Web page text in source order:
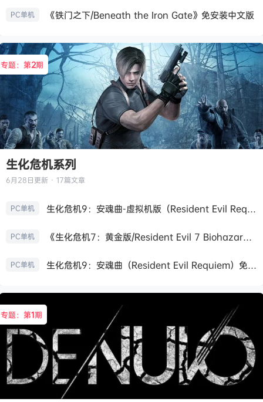
PC单机 《铁门之下/Beneath the Iron Gate》免安装中文版
专题：第2期
生化危机系列
6月28日更新 · 17篇文章
PC单机 生化危机9：安魂曲-虚拟机版（Resident Evil Requiem HYPERVISOR）免安装中文版
PC单机 《生化危机7：黄金版/Resident Evil 7 Biohazard》免安装中文版
PC单机 生化危机9：安魂曲（Resident Evil Requiem）免安装中文版
专题：第1期